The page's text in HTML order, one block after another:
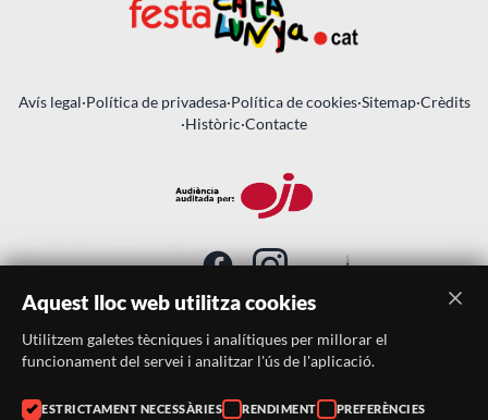
Avís legal·Política de privadesa·Política de cookies·Sitemap·Crèdits
·Històric·Contacte
SUBSCRIU-TE AL BUTLLETÍ
Telèfon: 938046359
Aquest lloc web utilitza cookies
Utilitzem galetes tècniques i analítiques per millorar el
funcionament del servei i analitzar l'ús de l'aplicació.
ESTRICTAMENT NECESSÀRIES RENDIMENT PREFERÈNCIES